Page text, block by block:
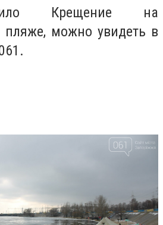
Крещение на
можно увидеть в